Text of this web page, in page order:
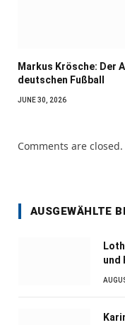
Markus Krösche: Der
deutschen Fußball
JUNE 30, 2026
Comments are closed.
AUSGEWÄHLTE
und